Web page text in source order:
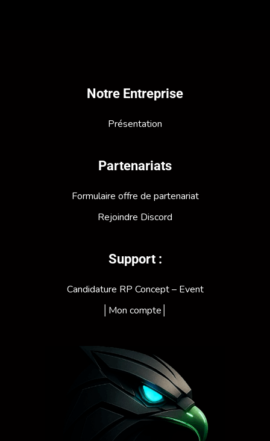
Notre Entreprise
Présentation
Partenariats
Formulaire offre de partenariat
Rejoindre Discord
Support :
Candidature RP Concept – Event
│Mon compte│